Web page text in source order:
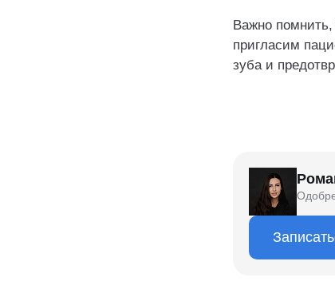
Важно
пригласим
зуба и